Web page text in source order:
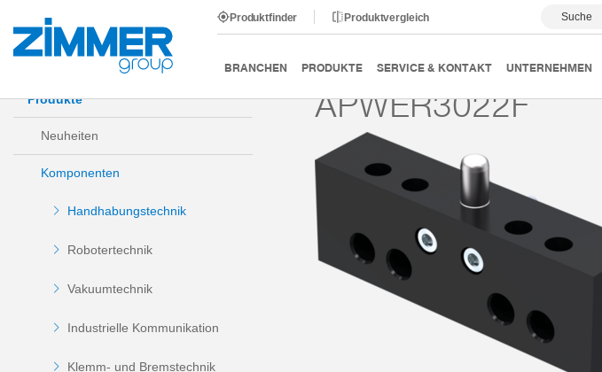
Produktfinder Produktvergleich Suche
BRANCHEN PRODUKTE SERVICE & KONTAKT UNTERNEHMEN
Start Produkte Komponenten Handhabungstechnik Zubehör ZUB-REF
Produkte
Neuheiten
Komponenten
Handhabungstechnik
Robotertechnik
Vakuumtechnik
Industrielle Kommunikation
Klemm- und Bremstechnik
APWER3022F